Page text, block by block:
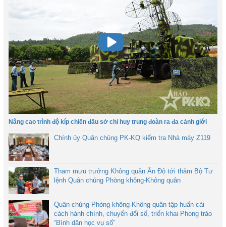
Nâng cao trình độ kíp chiến đấu sở chỉ huy trung đoàn ra đa cảnh giới
Chính ủy Quân chủng PK-KQ kiểm tra Nhà máy Z119
Tham mưu trưởng Không quân Ấn Độ tới thăm Bộ Tư
lệnh Quân chủng Phòng không-Không quân
Quân chủng Phòng không-Không quân tập huấn cải
cách hành chính, chuyển đổi số, triển khai Phong trào
“Bình dân học vụ số”